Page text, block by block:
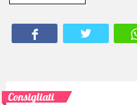
Consigliati